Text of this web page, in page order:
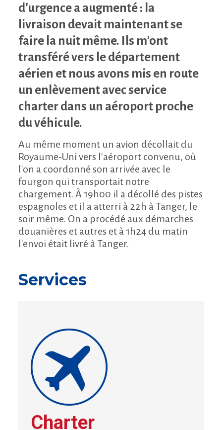
d'urgence a augmenté : la
livraison devait maintenant se
faire la nuit même. Ils m'ont
transféré vers le département
aérien et nous avons mis en route
un enlèvement avec service
charter dans un aéroport proche
du véhicule.
Au même moment un avion décollait du
Royaume-Uni vers l'aéroport convenu, où
l'on a coordonné son arrivée avec le
fourgon qui transportait notre
chargement. À 19h00 il a décollé des pistes
espagnoles et il a atterri à 22h à Tanger, le
soir même. On a procédé aux démarches
douanières et autres et à 1h24 du matin
l'envoi était livré à Tanger.
Services
Charter